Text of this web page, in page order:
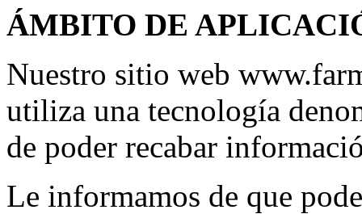
ÁMBITO DE
Nuestro sitio web
utiliza una tecnología
de poder recabar
Le informamos de que